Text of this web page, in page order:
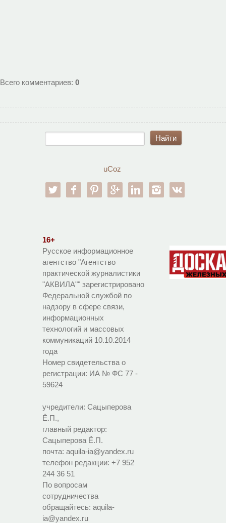
Всего комментариев: 0
uCoz
twitter facebookpinterestgoogle-pllinkedin instagram
16+
Русское информационное
агентство "Агентство
практической журналистики
"АКВИЛА"" зарегистрировано
Федеральной службой по
надзору в сфере связи,
информационных
технологий и массовых
коммуникаций 10.10.2014
года
Номер свидетельства о
регистрации: ИА № ФС 77 -
59624
учредители: Сацыперова
Ё.П.,
главный редактор:
Сацыперова Ё.П.
почта: aquila-ia@yandex.ru
телефон редакции: +7 952
244 36 51
По вопросам
сотрудничества
обращайтесь: aquila-
ia@yandex.ru